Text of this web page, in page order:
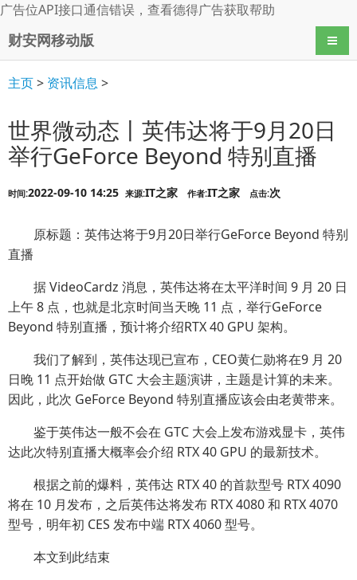
广告位API接口通信错误，查看德得广告获取帮助
财安网移动版 导航
主页> 资讯信息 >
世界微动态丨英伟达将于9月20日
举行GeForce Beyond 特别直播
时间:2022-09-10 14:25 来源:IT之家 作者:IT之家 点击:次
原标题：英伟达将于9月20日举行GeForce Beyond 特别
直播
据 VideoCardz 消息，英伟达将在太平洋时间 9 月 20 日
上午 8 点，也就是北京时间当天晚 11 点，举行GeForce
Beyond 特别直播，预计将介绍RTX 40 GPU 架构。
我们了解到，英伟达现已宣布，CEO黄仁勋将在9 月 20
日晚 11 点开始做 GTC 大会主题演讲，主题是计算的未来。
因此，此次 GeForce Beyond 特别直播应该会由老黄带来。
鉴于英伟达一般不会在 GTC 大会上发布游戏显卡，英伟
达此次特别直播大概率会介绍 RTX 40 GPU 的最新技术。
根据之前的爆料，英伟达 RTX 40 的首款型号 RTX 4090
将在 10 月发布，之后英伟达将发布 RTX 4080 和 RTX 4070
型号，明年初 CES 发布中端 RTX 4060 型号。
本文到此结束